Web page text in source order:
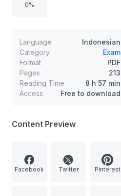
dengan kemauan. Memuat
regional sebagai dukungan
informasi serta kesempatan bagi
pelajar Indonesia.
0%
Language
Indonesian
Category
Exam
Format
PDF
Pages
213
Reading Time
8 h 57 min
Access
Free to download
Content Preview
Facebook Twitter Pinterest